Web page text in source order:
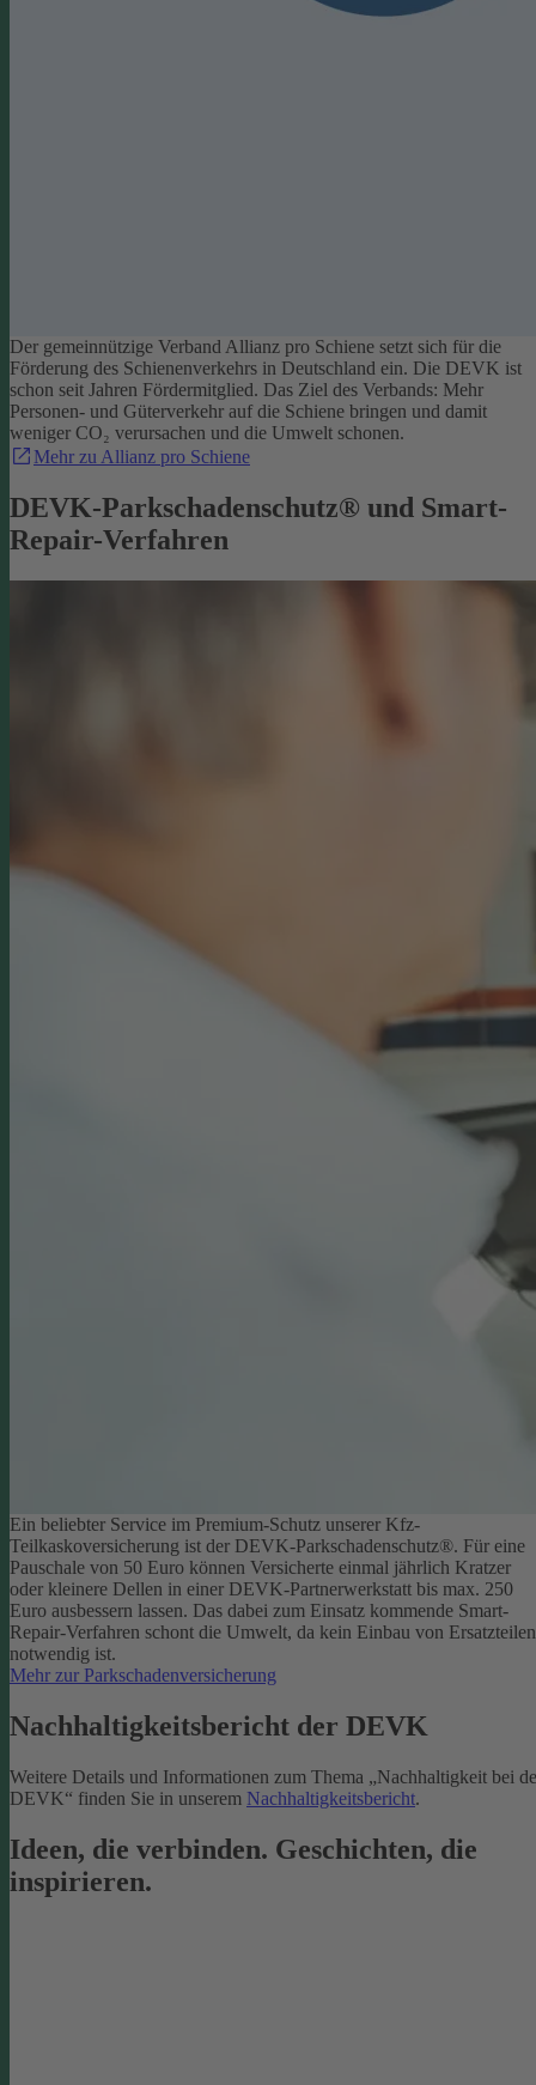
Der gemeinnützige Verband Allianz pro Schiene setzt sich für die
Förderung des Schienenverkehrs in Deutschland ein. Die DEVK ist
schon seit Jahren Fördermitglied. Das Ziel des Verbands: Mehr
Personen- und Güterverkehr auf die Schiene bringen und damit
weniger CO₂ verursachen und die Umwelt schonen.
Mehr zu Allianz pro Schiene
DEVK-Parkschadenschutz® und Smart-
Repair-Verfahren
Ein beliebter Service im Premium-Schutz unserer Kfz-
Teilkaskoversicherung ist der DEVK-Parkschadenschutz®. Für eine
Pauschale von 50 Euro können Versicherte einmal jährlich Kratzer
oder kleinere Dellen in einer DEVK-Partnerwerkstatt bis max. 250
Euro ausbessern lassen. Das dabei zum Einsatz kommende Smart-
Repair-Verfahren schont die Umwelt, da kein Einbau von Ersatzteilen
notwendig ist.
Mehr zur Parkschadenversicherung
Nachhaltigkeitsbericht der DEVK
Weitere Details und Informationen zum Thema „Nachhaltigkeit bei
DEVK“ finden Sie in unserem Nachhaltigkeitsbericht.
Ideen, die verbinden. Geschichten, die
inspirieren.